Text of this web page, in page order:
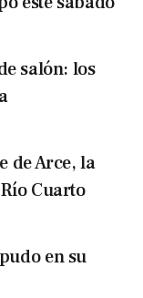
salón: los
de Arce, la
Cuarto
en su